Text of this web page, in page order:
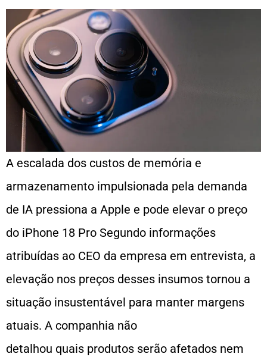
A escalada dos custos de memória e
armazenamento impulsionada pela demanda
de IA pressiona a Apple e pode elevar o preço
do iPhone 18 Pro Segundo informações
atribuídas ao CEO da empresa em entrevista, a
elevação nos preços desses insumos tornou a
situação insustentável para manter margens
atuais. A companhia não
detalhou quais produtos serão afetados nem